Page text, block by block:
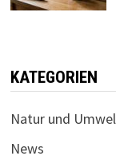
KATEGORIEN
Natur und
News